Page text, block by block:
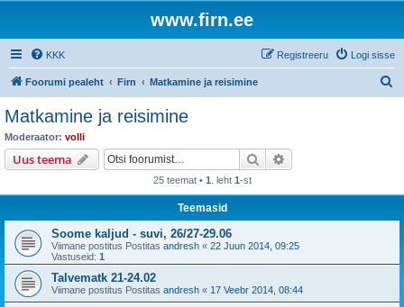
www.firn.ee
KKK Logi sisse
Registreeru
Foorumi pealeht Firn Matkamine ja reisimine
Matkamine ja reisimine
Moderaator: volli
Uus teema Otsi
25 teemat • 1 . leht 1-st
Teemasid
Soome kaljud - suvi, 26/27-29.06
Viimane postitus Postitas andresh « 22 Juun 2014, 09:25
Vastuseid: 1
Talvematk 21-24.02
Viimane postitus Postitas andresh « 17 Veebr 2014, 08:44